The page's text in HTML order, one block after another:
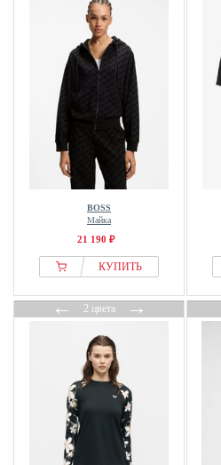
BOSS
Майка
21 190 ₽
КУПИТЬ
←2 цвета→